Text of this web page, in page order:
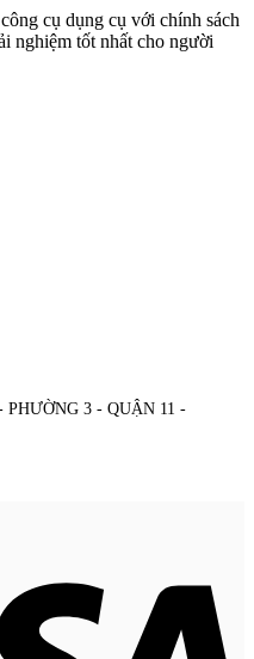
cụ dụng cụ với chính sách
nghiệm tốt nhất cho người
3 - QUẬN 11 -